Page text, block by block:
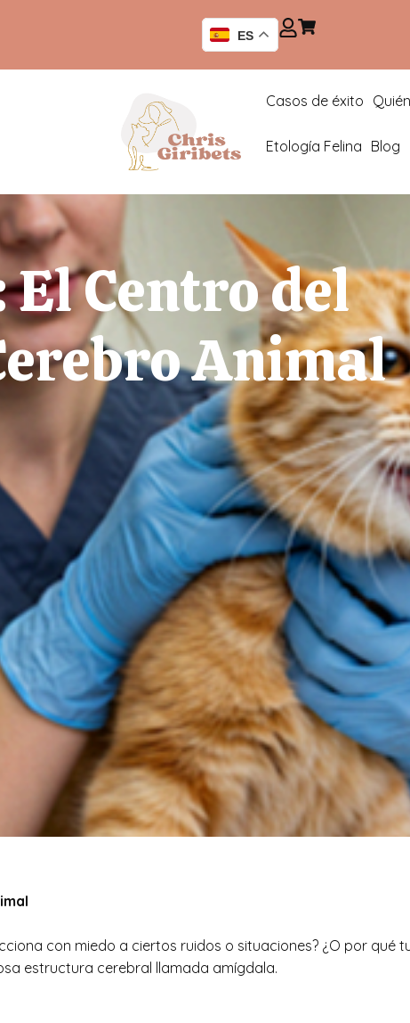
ES
Casos de éxito
Etología Felina Blog
Centro del
Animal
con miedo a ciertos ruidos o situaciones? ¿O por qué
estructura cerebral llamada amígdala.